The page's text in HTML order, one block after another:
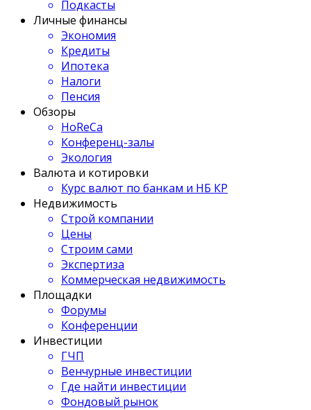
Подкасты
Личные финансы
Экономия
Кредиты
Ипотека
Налоги
Пенсия
Обзоры
HoReCa
Конференц-залы
Экология
Валюта и котировки
Курс валют по банкам и НБ КР
Недвижимость
Строй компании
Цены
Строим сами
Экспертиза
Коммерческая недвижимость
Площадки
Форумы
Конференции
Инвестиции
ГЧП
Венчурные инвестиции
Где найти инвестиции
Фондовый рынок